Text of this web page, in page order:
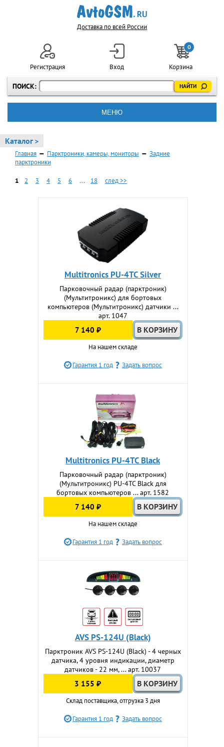
Доставка по всей России
ПОИСК:
Регистрация Вход
0
Корзина
МЕНЮ
Каталог >
Главная — Парктроники, камеры, мониторы — Задние
парктроники
1 2 3 4 5 6 ... 18 след >>
Multitronics PU-4TC Silver
Парковочный радар (парктроник)
(Мультитроникс) для бортовых
компьютеров (Мультитроникс) датчики ...
арт. 1047
7 140 ₽
На нашем складе
Гарантия 1 год Задать вопрос
Multitronics PU-4TC Black
Парковочный радар (парктроник)
(Мультитроникс) PU-4TC Black для
бортовых компьютеров ... арт. 1582
7 140 ₽
На нашем складе
Гарантия 1 год Задать вопрос
AVS PS-124U (Black)
Парктроник AVS PS-124U (Black) - 4 черных
датчика, 4 уровня индикации, диаметр
датчиков - 22 мм, ... арт. 10037
3 155 ₽
Склад поставщика, отгрузка 3 дня
Гарантия 1 год Задать вопрос